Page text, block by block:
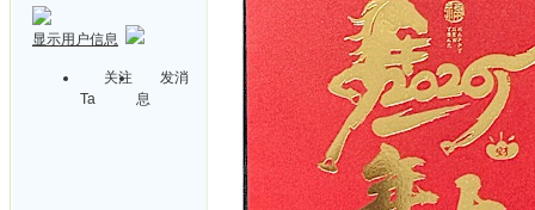
显示用户信息
关注
Ta
发消
息